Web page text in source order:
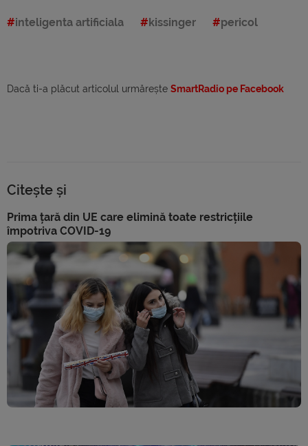
inteligenta artificiala kissinger pericol
Dacă ti-a plăcut articolul urmărește SmartRadio pe Facebook
Citește și
Prima țară din UE care elimină toate restricțiile
împotriva COVID-19